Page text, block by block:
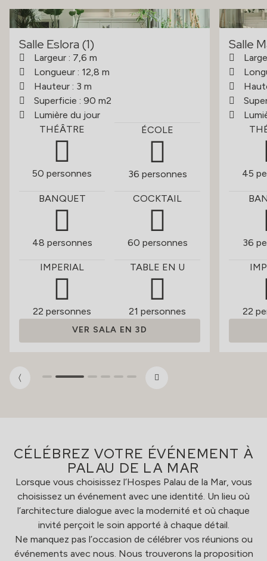
Salle Eslora (1)
Largeur : 7,6 m
Longueur : 12,8 m
Hauteur : 3 m
Superficie : 90 m2
Lumière du jour
THÉÂTRE
50 personnes
ÉCOLE
36 personnes
BANQUET
48 personnes
COCKTAIL
60 personnes
IMPERIAL
22 personnes
TABLE EN U
21 personnes
VER SALA EN 3D
Salle
45
36
22
CÉLÉBREZ VOTRE ÉVÉNEMENT À
PALAU DE LA MAR
Lorsque vous choisissez l’Hospes Palau de la Mar, vous
choisissez un événement avec une identité. Un lieu où
l’architecture dialogue avec la modernité et où chaque
invité perçoit le soin apporté à chaque détail.
Ne manquez pas l’occasion de célébrer vos réunions ou
événements avec nous. Nous trouverons la proposition